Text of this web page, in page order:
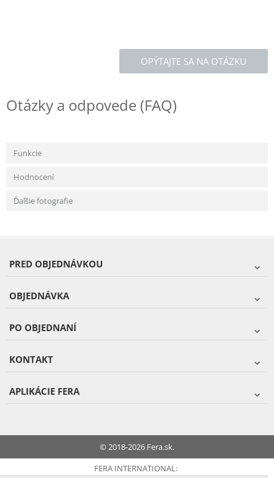
OPÝTAJTE SA NA OTÁZKU
Otázky a odpovede (FAQ)
Funkcie
Hodnocení
Ďaľšie fotografie
PRED OBJEDNÁVKOU
OBJEDNÁVKA
PO OBJEDNANÍ
KONTAKT
APLIKÁCIE FERA
© 2018-2026 Fera.sk.
FERA INTERNATIONAL: